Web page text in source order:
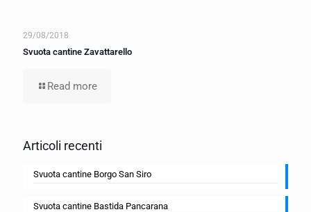
29/08/2018
Svuota cantine Zavattarello
Read more
Articoli recenti
Svuota cantine Borgo San Siro
Svuota cantine Bastida Pancarana